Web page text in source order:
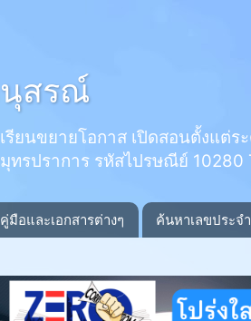
นุสรณ์
รียนขยายโอกาส เปิดสอนตั้งแ
ทรปราการ รหัสไปรษณีย์
คู่มือและเอกสารต่างๆ ค้นหาเลขประจ